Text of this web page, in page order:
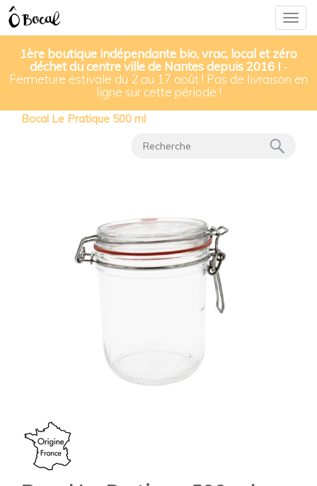
1ère boutique indépendante bio, vrac, local et zéro
déchet du centre ville de Nantes depuis 2016 ! -
Fermeture estivale du 2 au 17 août ! Pas de livraison en
ligne sur cette période !
▸
Bocaux Le Pratique & bouteilles en verre
Bocal Le Pratique 500 ml